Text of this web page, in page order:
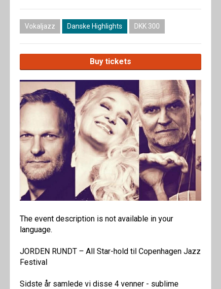
Vokaljazz Danske Highlights DKK 300
Buy tickets
The event description is not available in your
language.
JORDEN RUNDT – All Star-hold til Copenhagen Jazz
Festival
Sidste år samlede vi disse 4 venner - sublime